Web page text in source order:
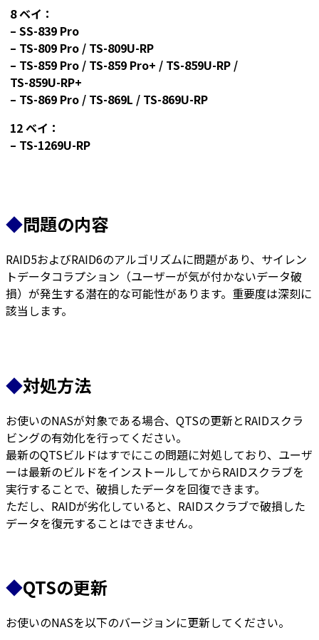
8ベイ：
– SS-839 Pro
– TS-809 Pro / TS-809U-RP
– TS-859 Pro / TS-859 Pro+ / TS-859U-RP /
TS-859U-RP+
– TS-869 Pro / TS-869L / TS-869U-RP
12ベイ：
– TS-1269U-RP
◆問題の内容
RAID5およびRAID6のアルゴリズムに問題があり、サイレン
トデータコラプション（ユーザーが気が付かないデータ破
損）が発生する潜在的な可能性があります。重要度は深刻に
該当します。
◆対処方法
お使いのNASが対象である場合、QTSの更新とRAIDスクラ
ビングの有効化を行ってください。
最新のQTSビルドはすでにこの問題に対処しており、ユーザ
ーは最新のビルドをインストールしてからRAIDスクラブを
実行することで、破損したデータを回復できます。
ただし、RAIDが劣化していると、RAIDスクラブで破損した
データを復元することはできません。
◆QTSの更新
お使いのNASを以下のバージョンに更新してください。